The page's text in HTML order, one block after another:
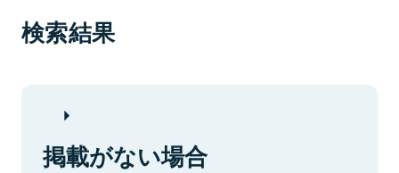
検索結果
掲載がない場合